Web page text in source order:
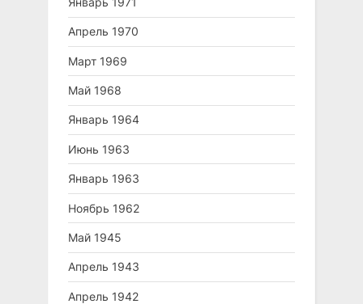
Апрель 1970
Март 1969
Май 1968
Январь 1964
Июнь 1963
Январь 1963
Ноябрь 1962
Май 1945
Апрель 1943
Апрель 1942